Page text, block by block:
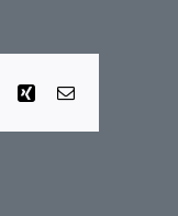
PinterestXing E-